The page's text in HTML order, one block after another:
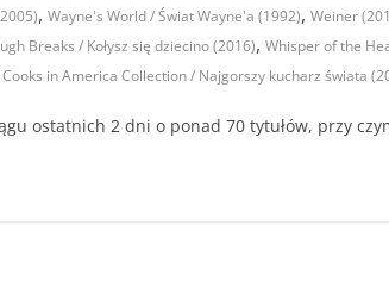
, Wayne's World / Świat Wayne'a (1992), Weiner
Breaks / Kołysz się dziecino (2016), Whisper of the
in America Collection / Najgorszy kucharz świata
ostatnich 2 dni o ponad 70 tytułów, przy